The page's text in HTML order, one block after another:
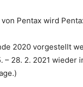
Pentax wird
2020 vorgestellt
28. 2. 2021 wieder